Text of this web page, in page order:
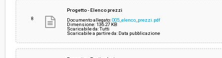
8
Progetto - Elenco prezzi
Documento allegato:005_elenco_prezzi.pdf
Dimensione: 136.27 KB
Scaricabile da: Tutti
Scaricabile a partire da: Data pubblicazione